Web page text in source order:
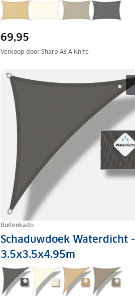
69,95
Verkoop doorSharp As A Knife
Buitenkado
Schaduwdoek Waterdicht -
3.5x3.5x4.95m